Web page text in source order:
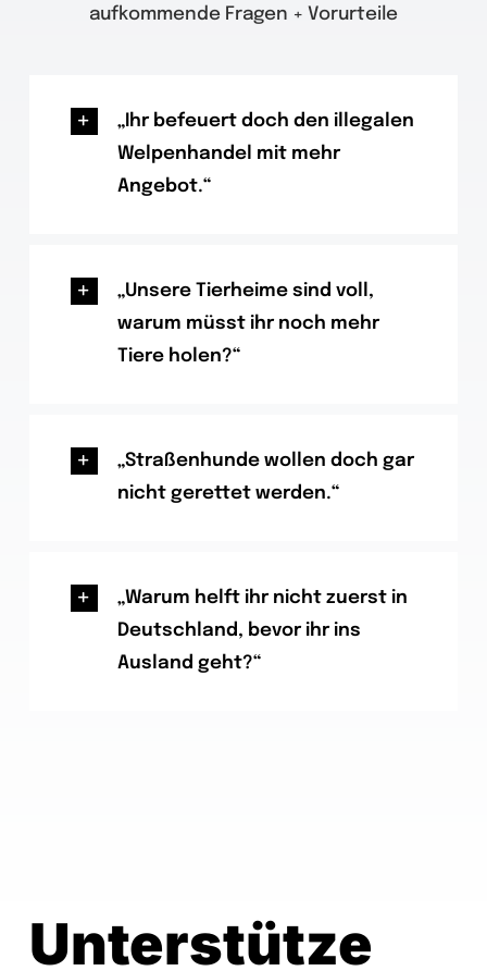
aufkommende Fragen + Vorurteile
„Ihr befeuert doch den illegalen
Welpenhandel mit mehr
Angebot.“
„Unsere Tierheime sind voll,
warum müsst ihr noch mehr
Tiere holen?“
„Straßenhunde wollen doch gar
nicht gerettet werden.“
„Warum helft ihr nicht zuerst in
Deutschland, bevor ihr ins
Ausland geht?“
Unterstütze